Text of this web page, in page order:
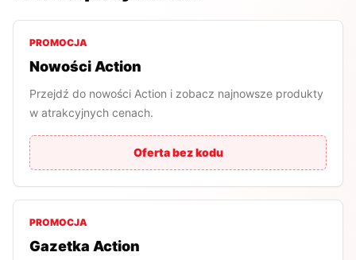
PROMOCJA
Nowości Action
Przejdź do nowości Action i zobacz najnowsze produkty
w atrakcyjnych cenach.
Oferta bez kodu
PROMOCJA
Gazetka Action